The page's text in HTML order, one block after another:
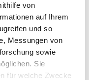
von
auf Ihrem
und so
Messungen von
sowie
Sie
für welche Zwecke